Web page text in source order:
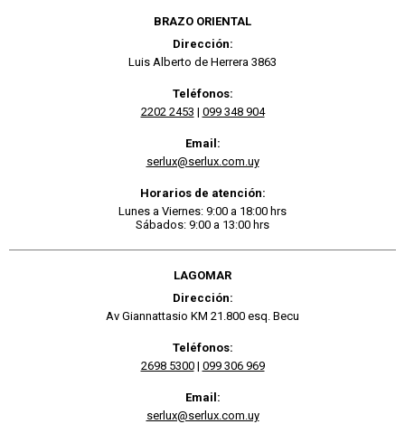
BRAZO ORIENTAL
Dirección:
Luis Alberto de Herrera 3863
Teléfonos:
2202 2453 | 099 348 904
Email:
serlux@serlux.com.uy
Horarios de atención:
Lunes a Viernes: 9:00 a 18:00 hrs
Sábados: 9:00 a 13:00 hrs
LAGOMAR
Dirección:
Av Giannattasio KM 21.800 esq. Becu
Teléfonos:
2698 5300| 099 306 969
Email:
serlux@serlux.com.uy